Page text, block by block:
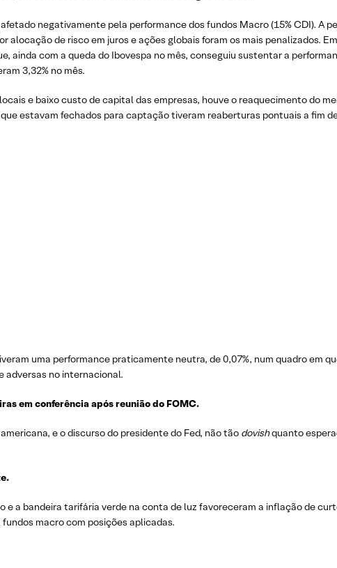
negativamente pela performance dos fundos Macro (15% CDI). A
alocação de risco em juros e ações globais foram os mais penalizados.
ainda com a queda do Ibovespa no mês, conseguiu sustentar a
3,32% no mês.
e baixo custo de capital das empresas, houve o reaquecimento do
estavam fechados para captação tiveram reaberturas pontuais a fim
uma performance praticamente neutra, de 0,07%, num quadro em
adversas no internacional.
em conferência após reunião do FOMC.
e o discurso do presidente do Fed, não tão dovishquanto
.
e a bandeira tarifária verde na conta de luz favoreceram a inflação de
macro com posições aplicadas.